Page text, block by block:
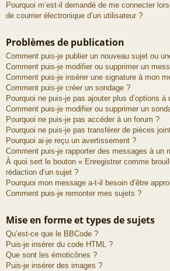
Pourquoi m’est-il demandé de me connecter
de courrier électronique d’un utilisateur ?
Problèmes de publication
Comment puis-je publier un nouveau sujet ou
Comment puis-je modifier ou supprimer un
Comment puis-je insérer une signature à mon
Comment puis-je créer un sondage ?
Pourquoi ne puis-je pas ajouter plus d’options à
Comment puis-je modifier ou supprimer un
Pourquoi ne puis-je pas accéder à un forum ?
Pourquoi ne puis-je pas transférer de pièces
Pourquoi ai-je reçu un avertissement ?
Comment puis-je rapporter des messages à un
À quoi sert le bouton « Enregistrer comme
rédaction d’un sujet ?
Pourquoi mon message a-t-il besoin d’être
Comment puis-je remonter mes sujets ?
Mise en forme et types de sujets
Qu’est-ce que le BBCode ?
Puis-je insérer du code HTML ?
Que sont les émoticônes ?
Puis-je insérer des images ?